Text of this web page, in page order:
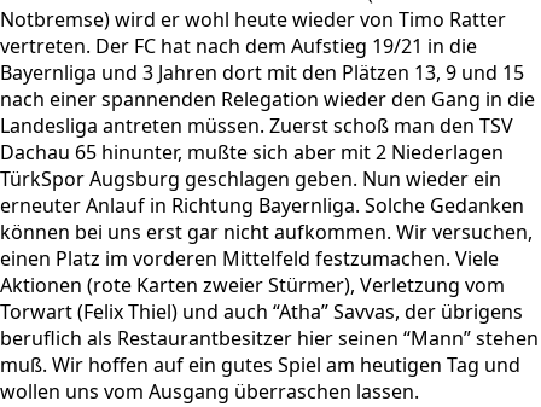
Notbremse) wird er wohl heute wieder von Timo Ratter
vertreten. Der FC hat nach dem Aufstieg 19/21 in die
Bayernliga und 3 Jahren dort mit den Plätzen 13, 9 und 15
nach einer spannenden Relegation wieder den Gang in die
Landesliga antreten müssen. Zuerst schoß man den TSV
Dachau 65 hinunter, mußte sich aber mit 2 Niederlagen
TürkSpor Augsburg geschlagen geben. Nun wieder ein
erneuter Anlauf in Richtung Bayernliga. Solche Gedanken
können bei uns erst gar nicht aufkommen. Wir versuchen,
einen Platz im vorderen Mittelfeld festzumachen. Viele
Aktionen (rote Karten zweier Stürmer), Verletzung vom
Torwart (Felix Thiel) und auch “Atha” Savvas, der übrigens
beruflich als Restaurantbesitzer hier seinen “Mann” stehen
muß. Wir hoffen auf ein gutes Spiel am heutigen Tag und
wollen uns vom Ausgang überraschen lassen.